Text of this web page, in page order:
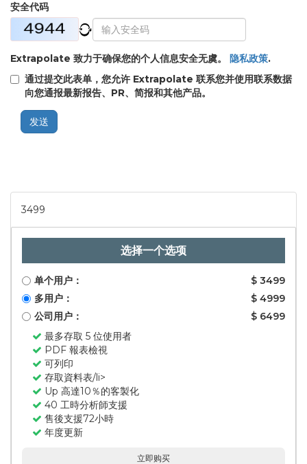
安全代码
Extrapolate 致力于确保您的个人信息安全无虞。 隐私政策.
通过提交此表单，您允许 Extrapolate 联系您并使用联系数据
向您通报最新报告、PR、简报和其他产品。
发送
3499
选择一个选项
单个用户：
$ 3499
多用户：
$ 4999
公司用户：
$ 6499
最多存取 5 位使用者
PDF 報表檢視
可列印
存取資料表/li>
Up 高達10％的客製化
40 工時分析師支援
售後支援72小時
年度更新
立即购买